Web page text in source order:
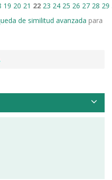
19 20 21 22 23 24 25 26 27 28 29
de similitud avanzada para